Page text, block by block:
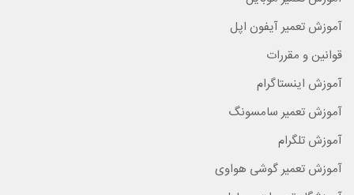
آموزش تعمیر آیفون اپل
قوانین و مقررات
آموزش اینستاگرام
آموزش تعمیر سامسونگ
آموزش تلگرام
آموزش تعمیر گوشی هواوی